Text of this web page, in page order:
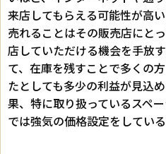
来店してもらえる可能性が高
売れることはその販売店にと
店していただける機会を手放
て、在庫を残すことで多くの
たとしても多少の利益が見込
果、特に取り扱っているスペ
では強気の価格設定をしてい